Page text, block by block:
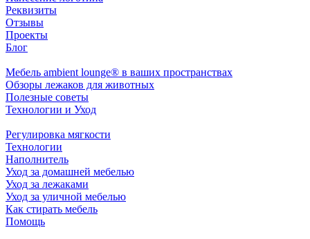
Реквизиты
Отзывы
Проекты
Блог
Мебель ambient lounge® в ваших пространствах
Обзоры лежаков для животных
Полезные советы
Технологии и Уход
Регулировка мягкости
Технологии
Наполнитель
Уход за домашней мебелью
Уход за лежаками
Уход за уличной мебелью
Как стирать мебель
Помощь